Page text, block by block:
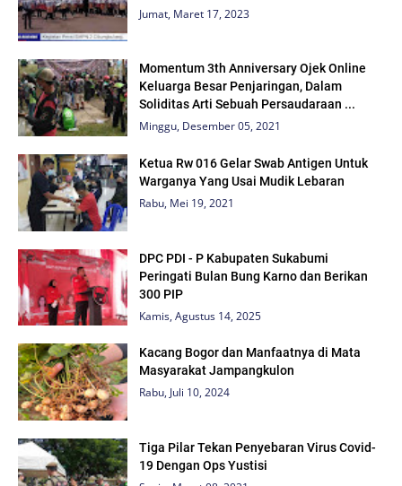
Jumat, Maret 17, 2023
Momentum 3th Anniversary Ojek Online
Keluarga Besar Penjaringan, Dalam
Soliditas Arti Sebuah Persaudaraan ...
Minggu, Desember 05, 2021
Ketua Rw 016 Gelar Swab Antigen Untuk
Warganya Yang Usai Mudik Lebaran
Rabu, Mei 19, 2021
DPC PDI - P Kabupaten Sukabumi
Peringati Bulan Bung Karno dan Berikan
300 PIP
Kamis, Agustus 14, 2025
Kacang Bogor dan Manfaatnya di Mata
Masyarakat Jampangkulon
Rabu, Juli 10, 2024
Tiga Pilar Tekan Penyebaran Virus Covid-
19 Dengan Ops Yustisi